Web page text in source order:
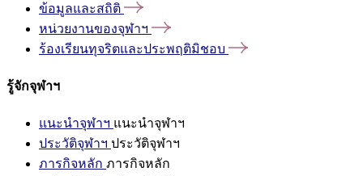
ข้อมูลและสถิติ
หน่วยงานของจุฬาฯ
ร้องเรียนทุจริตและประพฤติมิชอบ
รู้จักจุฬาฯ
แนะนำจุฬาฯ แนะนำจุฬาฯ
ประวัติจุฬาฯ ประวัติจุฬาฯ
ภารกิจหลัก ภารกิจหลัก